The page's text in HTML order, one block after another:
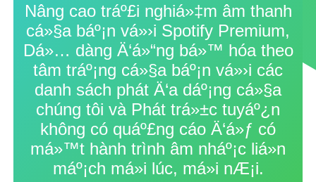
Nâng cao tráº£i nghiá»‡m âm thanh
cá»§a báº¡n vá»›i Spotify Premium,
Dá»… dàng Ä‘á»“ng bá»™ hóa theo
tâm tráº¡ng cá»§a báº¡n vá»›i các
danh sách phát Ä‘a dáº¡ng cá»§a
chúng tôi và Phát trá»±c tuyáº¿n
không có quáº£ng cáo Ä‘á»ƒ có
má»™t hành trình âm nháº¡c liá»n
máº¡ch má»i lúc, má»i nÆ¡i.